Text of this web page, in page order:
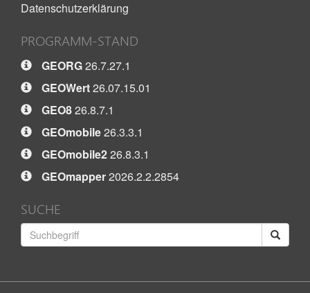
Datenschutzerklärung
PROGRAMM-STAND
GEORG26.7.27.1
GEOWert26.07.15.01
GEO826.8.7.1
GEOmobile26.3.3.1
GEOmobile226.8.3.1
GEOmapper2026.2.2.2854
SUCHE